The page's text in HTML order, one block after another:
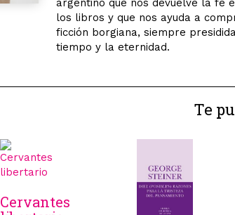
argentino que nos devuelve la fe
los libros y que nos ayuda a
ficción borgiana, siempre
tiempo y la eternidad.
Te
Cervantes